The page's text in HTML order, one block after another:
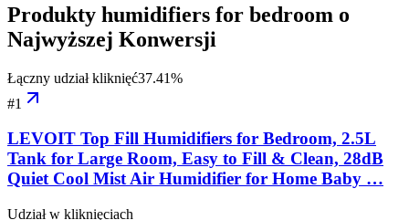
Produkty humidifiers for bedroom o
Najwyższej Konwersji
Łączny udział kliknięć37.41%
#1
LEVOIT Top Fill Humidifiers for Bedroom, 2.5L
Tank for Large Room, Easy to Fill & Clean, 28dB
Quiet Cool Mist Air Humidifier for Home Baby …
Udział w kliknięciach